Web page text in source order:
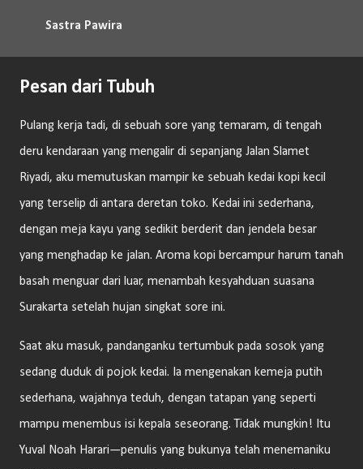
Langsung ke konten utama
Sastra Pawira
Pesan dari Tubuh
Pulang kerja tadi, di sebuah sore yang temaram, di tengah
deru kendaraan yang mengalir di sepanjang Jalan Slamet
Riyadi, aku memutuskan mampir ke sebuah kedai kopi kecil
yang terselip di antara deretan toko. Kedai ini sederhana,
dengan meja kayu yang sedikit berderit dan jendela besar
yang menghadap ke jalan. Aroma kopi bercampur harum tanah
basah menguar dari luar, menambah kesyahduan suasana
Surakarta setelah hujan singkat sore ini.
Saat aku masuk, pandanganku tertumbuk pada sosok yang
sedang duduk di pojok kedai. Ia mengenakan kemeja putih
sederhana, wajahnya teduh, dengan tatapan yang seperti
mampu menembus isi kepala seseorang. Tidak mungkin! Itu
Yuval Noah Harari—penulis yang bukunya telah menemaniku